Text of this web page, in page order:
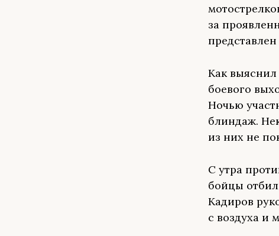
за
Как
боевого
Ночью
блиндаж.
из них не
С утра
бойцы
Кадиров
с воздуха и